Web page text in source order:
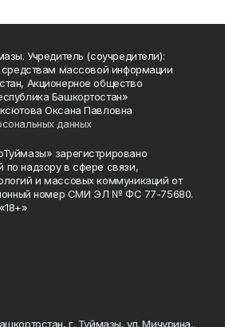
Учредитель (соучредители):
средствам массовой информации
Акционерное общество
Башкортостан»
Оксана Павловна
данных
зарегистрировано
надзору в сфере связи,
и массовых коммуникаций от
номер СМИ ЭЛ № ФС 77-75680.
г. Туймазы, ул. Мичурина,